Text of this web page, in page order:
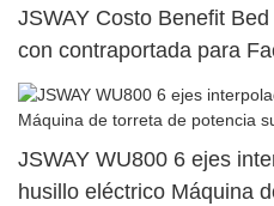
JSWAY Costo Benefit
con contraportada para
JSWAY WU800 6 ejes
husillo eléctrico Máquina